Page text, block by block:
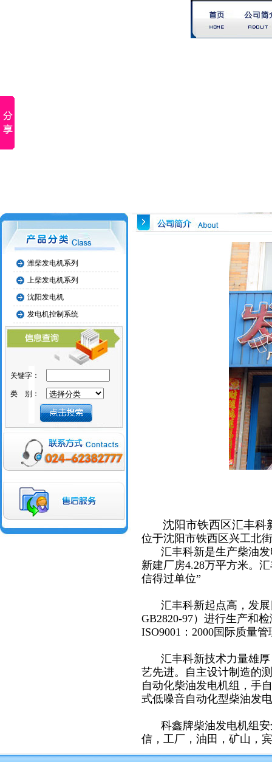
潍柴发电机系列
上柴发电机系列
沈阳发电机
发电机控制系统
关键字：
类 别：
沈阳市铁西区汇丰科
位于沈阳市铁西区兴工北
汇丰科新是生产柴油
新建厂房4.28万平方米。
信得过单位”
汇丰科新起点高，发
GB2820-97）进行生产和
ISO9001：2000国际质量
汇丰科新技术力量雄
艺先进。自主设计制造的
自动化柴油发电机组，手
式低噪音自动化型柴油发
科鑫牌柴油发电机组
信，工厂，油田，矿山，